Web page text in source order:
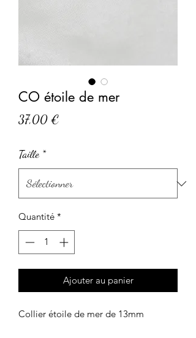
CO étoile de mer
37,00 €
Taille *
Quantité *
Ajouter au panier
Collier étoile de mer de 13mm